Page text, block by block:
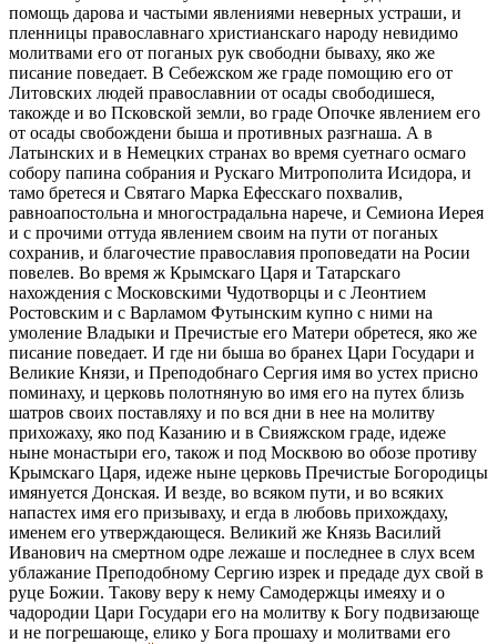
помощь дарова и частыми явлениями неверных устраши, и
пленницы православнаго христианскаго народу невидимо
молитвами его от поганых рук свободни бываху, яко же
писание поведает. В Себежском же граде помощию его от
Литовских людей православнии от осады свободишеся,
такожде и во Псковской земли, во граде Опочке явлением его
от осады свобождени быша и противных разгнаша. А в
Латынских и в Немецких странах во время суетнаго осмаго
собору папина собрания и Рускаго Митрополита Исидора, и
тамо бретеся и Святаго Марка Ефесскаго похвалив,
равноапостольна и многострадальна нарече, и Семиона Иерея
и с прочими оттуда явлением своим на пути от поганых
сохранив, и благочестие православия проповедати на Росии
повелев. Во время ж Крымскаго Царя и Татарскаго
нахождения с Московскими Чудотворцы и с Леонтием
Ростовским и с Варламом Футынским купно с ними на
умоление Владыки и Пречистые его Матери обретеся, яко же
писание поведает. И где ни быша во бранех Цари Государи и
Великие Князи, и Преподобнаго Сергия имя во устех присно
поминаху, и церковь полотняную во имя его на путех близь
шатров своих поставляху и по вся дни в нее на молитву
прихожаху, яко под Казанию и в Свияжском граде, идеже
ныне монастыри его, також и под Москвою во обозе противу
Крымскаго Царя, идеже ныне церковь Пречистые Богородицы
имянуется Донская. И везде, во всяком пути, и во всяких
напастех имя его призываху, и егда в любовь прихождаху,
именем его утверждающеся. Великий же Князь Василий
Иванович на смертном одре лежаше и последнее в слух всем
ублажание Преподобному Сергию изрек и предаде дух свой в
руце Божии. Такову веру к нему Самодержцы имеяху и о
чадородии Цари Государи его на молитву к Богу подвизающе
и не погрешающе, елико у Бога прошаху и молитвами его